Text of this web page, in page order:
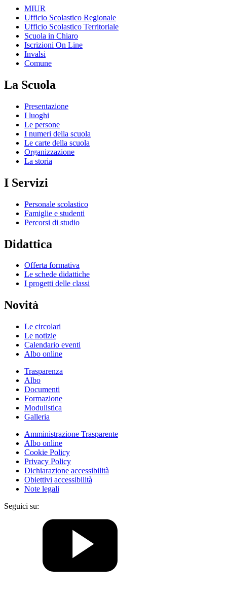
MIUR
Ufficio Scolastico Regionale
Ufficio Scolastico Territoriale
Scuola in Chiaro
Iscrizioni On Line
Invalsi
Comune
La Scuola
Presentazione
I luoghi
Le persone
I numeri della scuola
Le carte della scuola
Organizzazione
La storia
I Servizi
Personale scolastico
Famiglie e studenti
Percorsi di studio
Didattica
Offerta formativa
Le schede didattiche
I progetti delle classi
Novità
Le circolari
Le notizie
Calendario eventi
Albo online
Trasparenza
Albo
Documenti
Formazione
Modulistica
Galleria
Amministrazione Trasparente
Albo online
Cookie Policy
Privacy Policy
Dichiarazione accessibilità
Obiettivi accessibilità
Note legali
Seguici su: